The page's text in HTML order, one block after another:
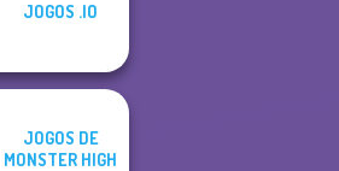
JOGOS .IO
JOGOS DE
MONSTER HIGH